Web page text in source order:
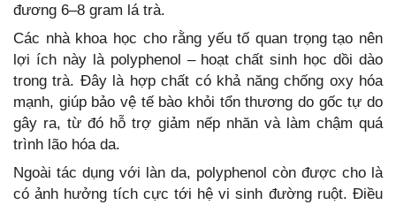
đương 6–8 gram lá trà.
Các nhà khoa học cho rằng yếu tố quan trọng tạo nên
lợi ích này là polyphenol – hoạt chất sinh học dồi dào
trong trà. Đây là hợp chất có khả năng chống oxy hóa
mạnh, giúp bảo vệ tế bào khỏi tổn thương do gốc tự do
gây ra, từ đó hỗ trợ giảm nếp nhăn và làm chậm quá
trình lão hóa da.
Ngoài tác dụng với làn da, polyphenol còn được cho là
có ảnh hưởng tích cực tới hệ vi sinh đường ruột. Điều